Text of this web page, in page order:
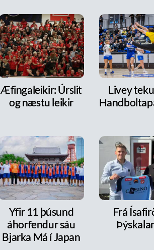
Æfingaleikir: Úrslit
og næstu leikir
Livey
Yfir 11 þúsund
áhorfendur sáu
Bjarka Má í Japan
Frá